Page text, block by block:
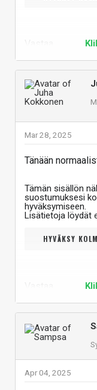
Mar 28, 2025
Tänään
Tämän sisällön
suostumuksesi
hyväksymiseen.
Lisätietoja löydät
HYVÄKSY
Apr 04, 2025